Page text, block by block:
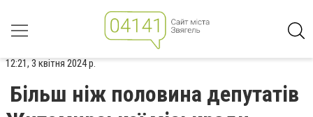
12:21, 3 квітня 2024 р.
Більш ніж половина депутатів